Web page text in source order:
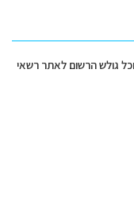
גולש הרשום לאתר רשאי